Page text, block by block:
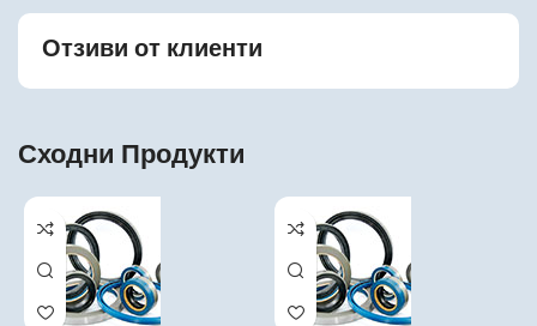
Отзиви от клиенти
Сходни Продукти